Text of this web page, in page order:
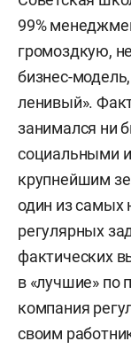
99%
громоздкую,
бизнес-
ленивый».
занимался ни
социальными
крупнейшим
один из самых
регулярных
фактических
в «лучшие» по
компания
своим